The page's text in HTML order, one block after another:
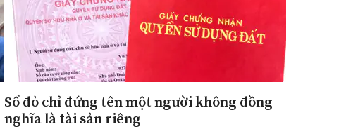
Sổ đỏ chỉ đứng tên một người không đồng
nghĩa là tài sản riêng